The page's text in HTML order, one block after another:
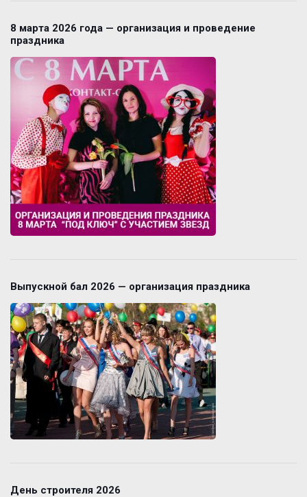
8 марта 2026 года — организация и проведение
праздника
Выпускной бал 2026 — организация праздника
День строителя 2026